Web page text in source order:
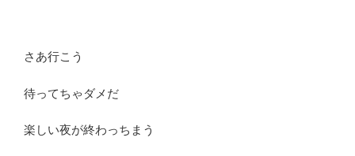
さあ行こう
待ってちゃダメだ
楽しい夜が終わっちまう